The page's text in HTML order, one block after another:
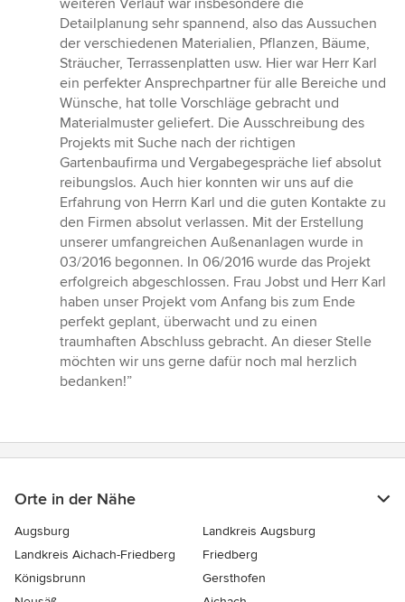
weiteren Verlauf war insbesondere die
Detailplanung sehr spannend, also das Aussuchen
der verschiedenen Materialien, Pflanzen, Bäume,
Sträucher, Terrassenplatten usw. Hier war Herr Karl
ein perfekter Ansprechpartner für alle Bereiche und
Wünsche, hat tolle Vorschläge gebracht und
Materialmuster geliefert. Die Ausschreibung des
Projekts mit Suche nach der richtigen
Gartenbaufirma und Vergabegespräche lief absolut
reibungslos. Auch hier konnten wir uns auf die
Erfahrung von Herrn Karl und die guten Kontakte zu
den Firmen absolut verlassen. Mit der Erstellung
unserer umfangreichen Außenanlagen wurde in
03/2016 begonnen. In 06/2016 wurde das Projekt
erfolgreich abgeschlossen. Frau Jobst und Herr Karl
haben unser Projekt vom Anfang bis zum Ende
perfekt geplant, überwacht und zu einen
traumhaften Abschluss gebracht. An dieser Stelle
möchten wir uns gerne dafür noch mal herzlich
bedanken!”
Orte in der Nähe
Augsburg
Landkreis Augsburg
Landkreis Aichach-Friedberg
Friedberg
Königsbrunn
Gersthofen